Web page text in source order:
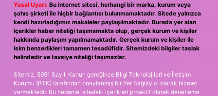
Yasal Uyarı: Bu internet sitesi, herhangi bir marka, kurum veya
şahıs şirketi ile hiçbir bağlantısı bulunmamaktadır. Sitede yalnızca
kendi hazırladığımız makaleler paylaşılmaktadır. Burada yer alan
içerikler haber niteliği taşımamakta olup, gerçek kurum ve kişiler
hakkında paylaşım yapılmamaktadır. Gerçek kurum ve kişiler ile
isim benzerlikleri tamamen tesadüfidir. Sitemizdeki bilgiler taslak
halindedir ve tavsiye niteliği taşımazlar.
Sitemiz, 5651 Sayılı Kanun gereğince Bilgi Teknolojileri ve İletişim
Kurumu (BTK) tarafından onaylanmış bir Yer Sağlayıcı olarak hizmet
vermektedir. Bu nedenle, sitedeki içerikleri proaktif olarak denetleme